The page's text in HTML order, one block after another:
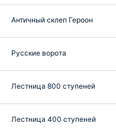
Античный склеп Героон
Русские ворота
Лестница 800 ступеней
Лестница 400 ступеней